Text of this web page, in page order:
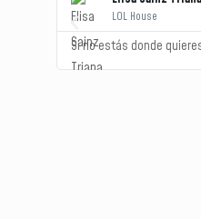
LOL House
Si no estás donde